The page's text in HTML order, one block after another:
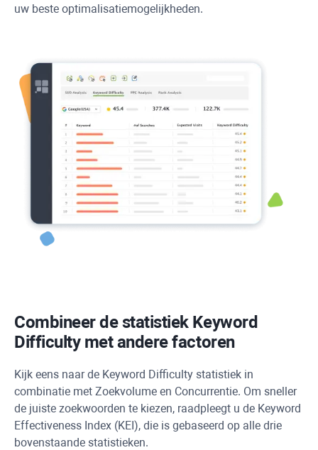
uw beste optimalisatiemogelijkheden.
Combineer de statistiek Keyword
Difficultymet andere factoren
Kijk eens naar de Keyword Difficulty statistiek in
combinatie met Zoekvolume en Concurrentie. Om sneller
de juiste zoekwoorden te kiezen, raadpleegt u de Keyword
Effectiveness Index (KEI), die is gebaseerd op alle drie
bovenstaande statistieken.